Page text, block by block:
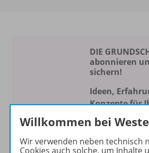
DIE
abonnieren
sichern!
Ideen,
Konzepte für
Schulalltag
Die Zeitschrift
Print- und als
Willkommen bei
Wir verwenden neben technisch
Cookies auch solche, um Inhalte